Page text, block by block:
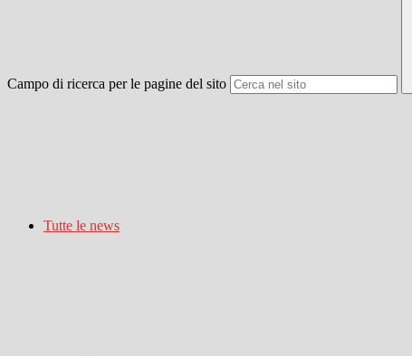
Campo di ricerca per le pagine del sito
Tutte le news